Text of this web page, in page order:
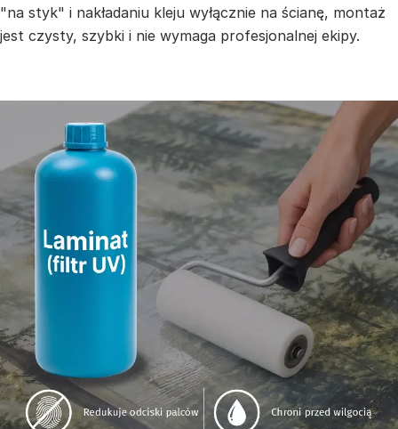
"na styk" i nakładaniu kleju wyłącznie na ścianę, montaż
jest czysty, szybki i nie wymaga profesjonalnej ekipy.